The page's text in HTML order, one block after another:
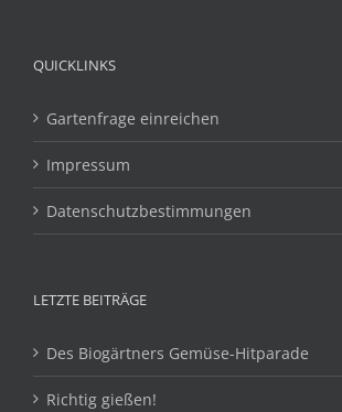
QUICKLINKS
Gartenfrage einreichen
Impressum
Datenschutzbestimmungen
LETZTE BEITRÄGE
Des Biogärtners Gemüse-Hitparade
Richtig gießen!